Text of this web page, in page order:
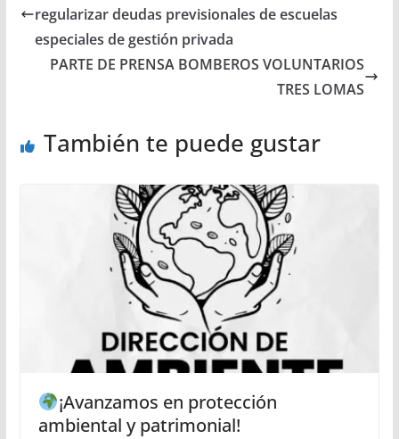
regularizar deudas previsionales de escuelas
especiales de gestión privada
PARTE DE PRENSA BOMBEROS VOLUNTARIOS
TRES LOMAS
También te puede gustar
¡Avanzamos en protección
ambiental y patrimonial!